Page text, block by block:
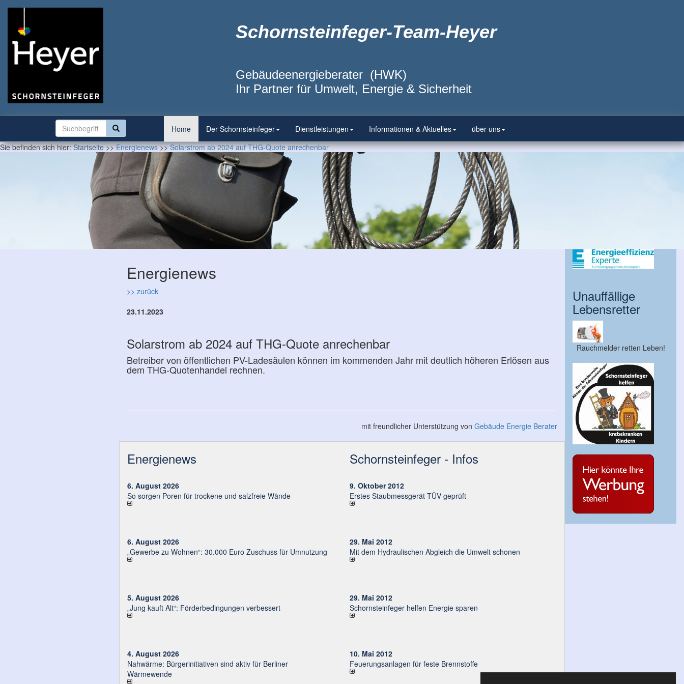
Schornsteinfeger-Team-Heyer
Gebäudeenergieberater (HWK)
Ihr Partner für Umwelt, Energie & Sicherheit
Home Der Schornsteinfeger Dienstleistungen Informationen & Aktuelles
über uns
Sie befinden sich hier:Startseite>>Energienews>>Solarstrom ab 2024 auf THG-Quote anrechenbar
Energienews
>> zurück
23.11.2023
Solarstrom ab 2024 auf THG-Quote anrechenbar
Betreiber von öffentlichen PV-Ladesäulen können im kommenden Jahr mit deutlich höheren Erlösen aus
dem THG-Quotenhandel rechnen.
mit freundlicher Unterstützung von Gebäude Energie Berater
Energienews
6. August 2026
So sorgen Poren für trockene und salzfreie Wände
6. August 2026
„Gewerbe zu Wohnen“: 30.000 Euro Zu­schuss für Um­nut­zung
5. August 2026
„Jung kauft Alt“: Förder­be­din­gun­gen ver­bessert
4. August 2026
Nahwärme: Bürger­ini­tia­ti­ven sind aktiv für Ber­li­ner
Wärmewende
Schornsteinfeger - Infos
9. Oktober 2012
Erstes Staubmessgerät TÜV geprüft
29. Mai 2012
Mit dem Hydraulischen Abgleich die Umwelt schonen
29. Mai 2012
Schornsteinfeger helfen Energie sparen
10. Mai 2012
Feuerungsanlagen für feste Brennstoffe
Unauffällige
Lebensretter
Rauchmelder retten Leben!